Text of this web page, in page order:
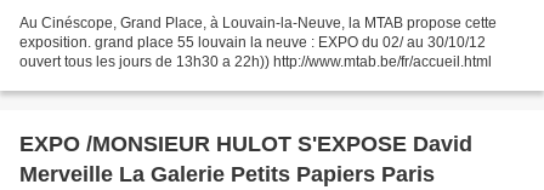
Au Cinéscope, Grand Place, à Louvain-la-Neuve, la MTAB propose cette
exposition. grand place 55 louvain la neuve : EXPO du 02/ au 30/10/12
ouvert tous les jours de 13h30 a 22h)) http://www.mtab.be/fr/accueil.html
EXPO /MONSIEUR HULOT S'EXPOSE David
Merveille La Galerie Petits Papiers Paris